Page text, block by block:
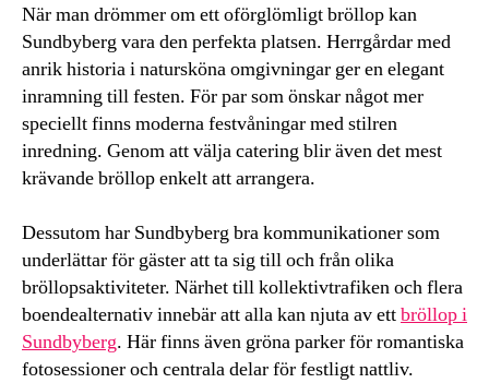
När man drömmer om ett oförglömligt bröllop kan
Sundbyberg vara den perfekta platsen. Herrgårdar med
anrik historia i natursköna omgivningar ger en elegant
inramning till festen. För par som önskar något mer
speciellt finns moderna festvåningar med stilren
inredning. Genom att välja catering blir även det mest
krävande bröllop enkelt att arrangera.
Dessutom har Sundbyberg bra kommunikationer som
underlättar för gäster att ta sig till och från olika
bröllopsaktiviteter. Närhet till kollektivtrafiken och flera
boendealternativ innebär att alla kan njuta av ettbröllop i
Sundbyberg. Här finns även gröna parker för romantiska
fotosessioner och centrala delar för festligt nattliv.